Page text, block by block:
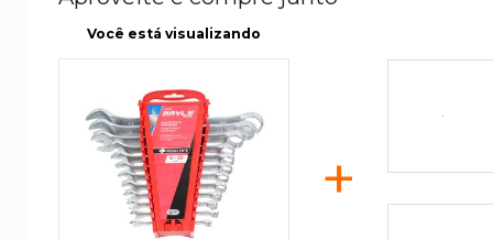
Você está visualizando
+